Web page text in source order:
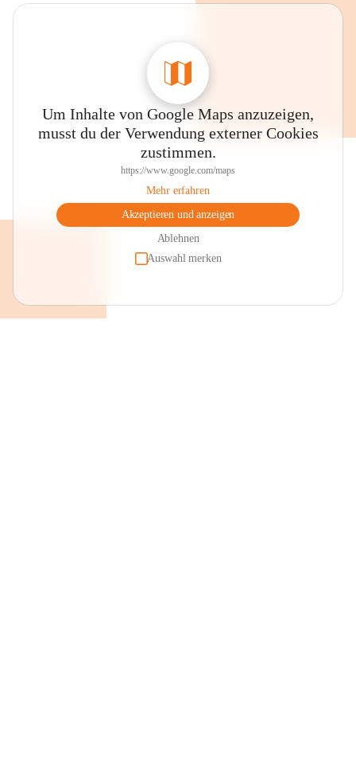
Um Inhalte von Google Maps anzuzeigen,
musst du der Verwendung externer Cookies
zustimmen.
https://www.google.com/maps
Mehr erfahren
Akzeptieren und anzeigen
Ablehnen
Auswahl merken